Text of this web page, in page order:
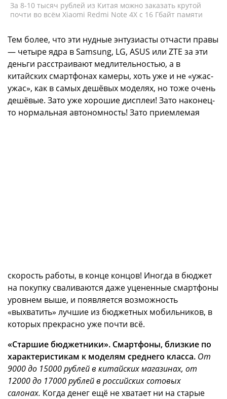
За 8-10 тысяч рублей из Китая можно заказать крутой
почти во всём Xiaomi Redmi Note 4X с 16 Гбайт памяти
Тем более, что эти нудные энтузиасты отчасти правы
— четыре ядра в Samsung, LG, ASUS или ZTE за эти
деньги расстраивают медлительностью, а в
китайских смартфонах камеры, хоть уже и не «ужас-
ужас», как в самых дешёвых моделях, но тоже очень
дешёвые. Зато уже хорошие дисплеи! Зато наконец-
то нормальная автономность! Зато приемлемая
скорость работы, в конце концов! Иногда в бюджет
на покупку сваливаются даже уцененные смартфоны
уровнем выше, и появляется возможность
«выхватить» лучшие из бюджетных мобильников, в
которых прекрасно уже почти всё.
«Старшие бюджетники». Смартфоны, близкие по
характеристикам к моделям среднего класса. От
9000 до 15000 рублей в китайских магазинах, от
12000 до 17000 рублей в российских сотовых
салонах. Когда денег ещё не хватает ни на старые